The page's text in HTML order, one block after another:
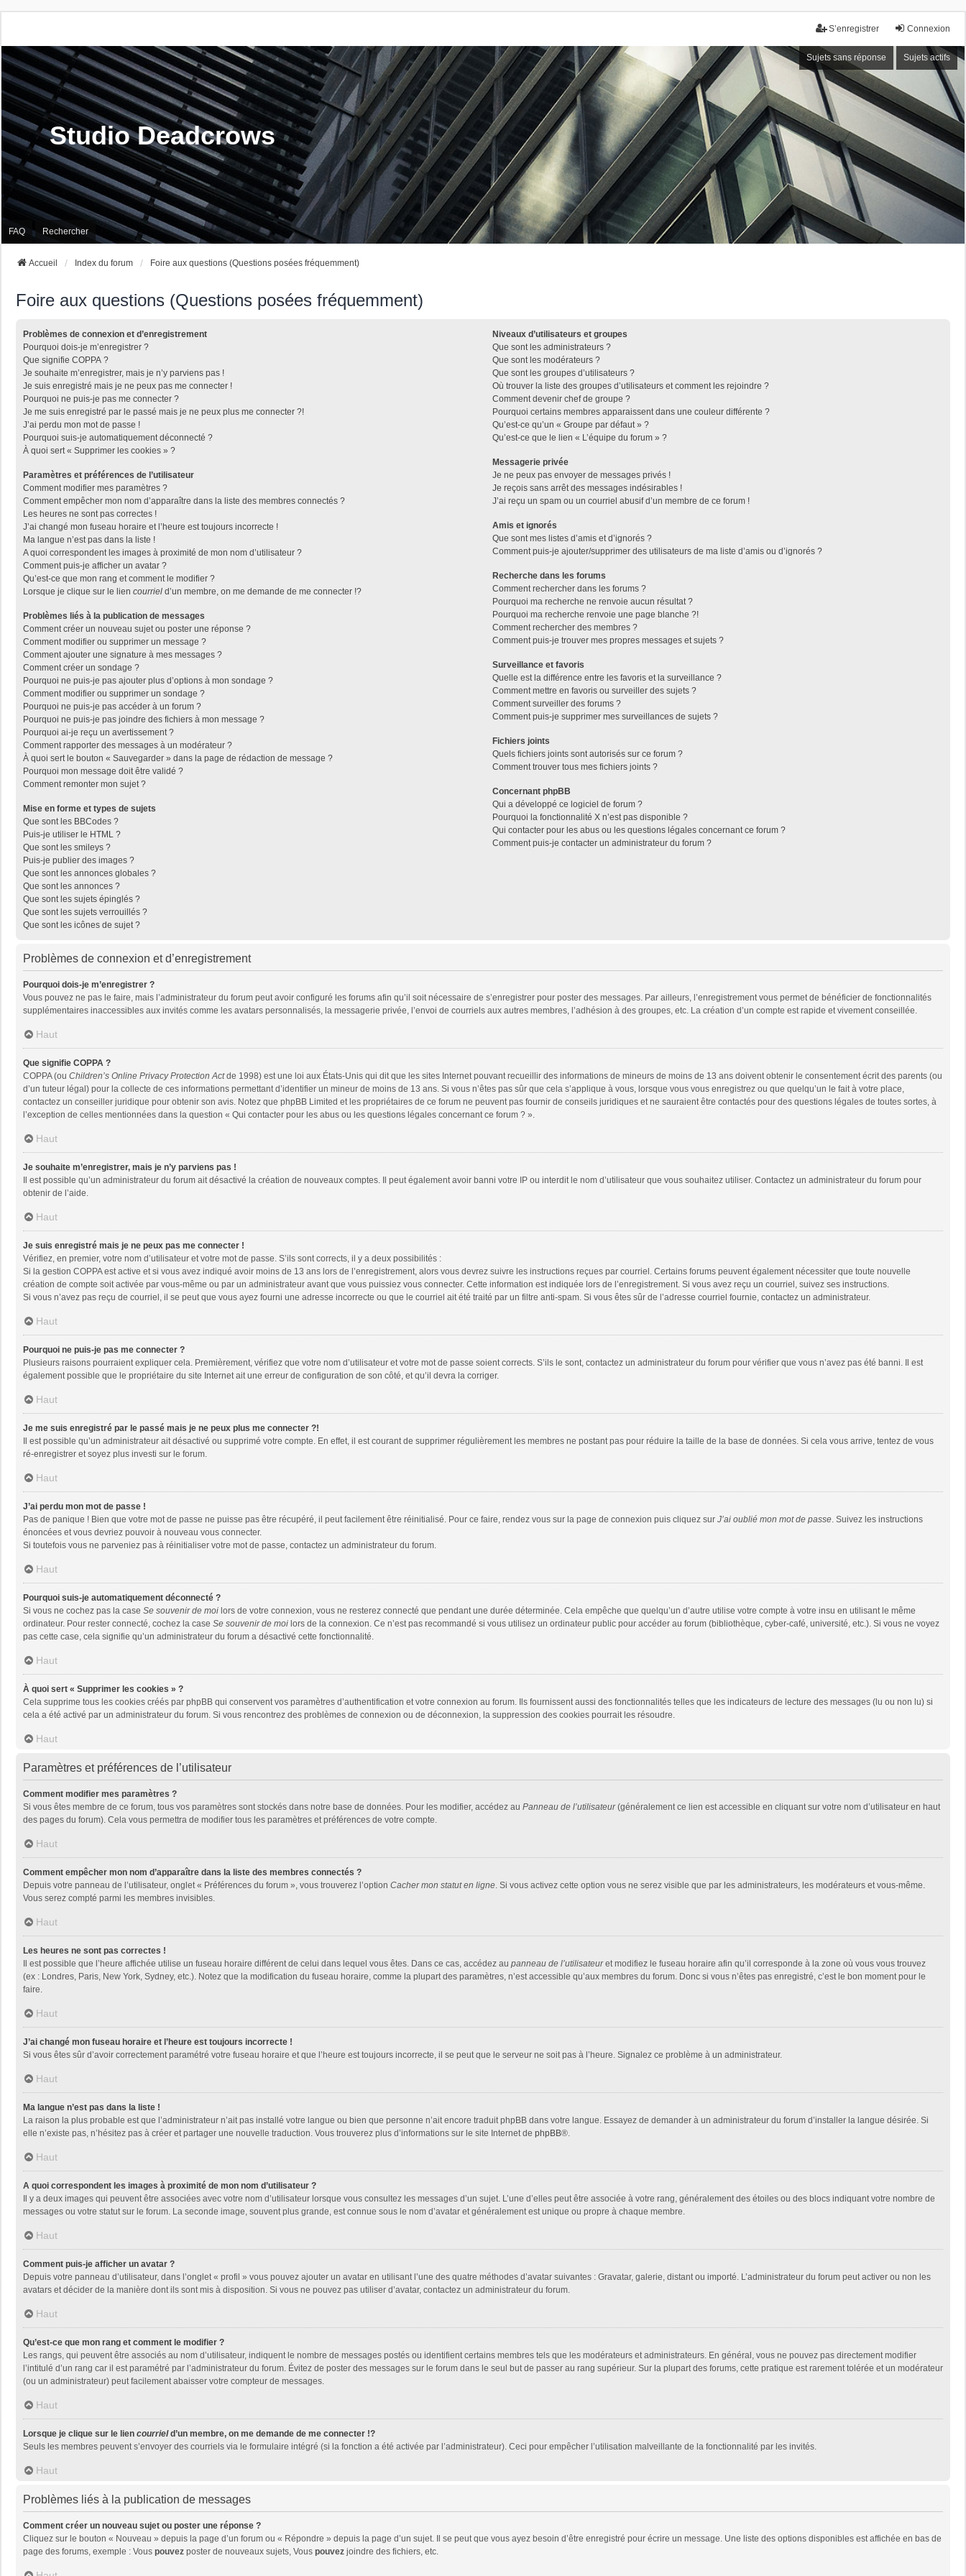
Connexion
S’enregistrer
Sujets sans réponse Sujets actifs
Studio Deadcrows
FAQ Rechercher
Accueil Index du forum Foire aux questions (Questions posées fréquemment)
Foire aux questions (Questions posées fréquemment)
Problèmes de connexion et d’enregistrement
Pourquoi dois-je m’enregistrer ?
Que signifie COPPA ?
Je souhaite m’enregistrer, mais je n’y parviens pas !
Je suis enregistré mais je ne peux pas me connecter !
Pourquoi ne puis-je pas me connecter ?
Je me suis enregistré par le passé mais je ne peux plus me connecter ?!
J’ai perdu mon mot de passe !
Pourquoi suis-je automatiquement déconnecté ?
À quoi sert « Supprimer les cookies » ?
Paramètres et préférences de l’utilisateur
Comment modifier mes paramètres ?
Comment empêcher mon nom d’apparaître dans la liste des membres connectés ?
Les heures ne sont pas correctes !
J’ai changé mon fuseau horaire et l’heure est toujours incorrecte !
Ma langue n’est pas dans la liste !
A quoi correspondent les images à proximité de mon nom d’utilisateur ?
Comment puis-je afficher un avatar ?
Qu’est-ce que mon rang et comment le modifier ?
Lorsque je clique sur le lien courriel d’un membre, on me demande de me connecter !?
Problèmes liés à la publication de messages
Comment créer un nouveau sujet ou poster une réponse ?
Comment modifier ou supprimer un message ?
Comment ajouter une signature à mes messages ?
Comment créer un sondage ?
Pourquoi ne puis-je pas ajouter plus d’options à mon sondage ?
Comment modifier ou supprimer un sondage ?
Pourquoi ne puis-je pas accéder à un forum ?
Pourquoi ne puis-je pas joindre des fichiers à mon message ?
Pourquoi ai-je reçu un avertissement ?
Comment rapporter des messages à un modérateur ?
À quoi sert le bouton « Sauvegarder » dans la page de rédaction de message ?
Pourquoi mon message doit être validé ?
Comment remonter mon sujet ?
Mise en forme et types de sujets
Que sont les BBCodes ?
Puis-je utiliser le HTML ?
Que sont les smileys ?
Puis-je publier des images ?
Que sont les annonces globales ?
Que sont les annonces ?
Que sont les sujets épinglés ?
Que sont les sujets verrouillés ?
Que sont les icônes de sujet ?
Niveaux d’utilisateurs et groupes
Que sont les administrateurs ?
Que sont les modérateurs ?
Que sont les groupes d’utilisateurs ?
Où trouver la liste des groupes d’utilisateurs et comment les rejoindre ?
Comment devenir chef de groupe ?
Pourquoi certains membres apparaissent dans une couleur différente ?
Qu’est-ce qu’un « Groupe par défaut » ?
Qu’est-ce que le lien « L’équipe du forum » ?
Messagerie privée
Je ne peux pas envoyer de messages privés !
Je reçois sans arrêt des messages indésirables !
J’ai reçu un spam ou un courriel abusif d’un membre de ce forum !
Amis et ignorés
Que sont mes listes d’amis et d’ignorés ?
Comment puis-je ajouter/supprimer des utilisateurs de ma liste d’amis ou d’ignorés ?
Recherche dans les forums
Comment rechercher dans les forums ?
Pourquoi ma recherche ne renvoie aucun résultat ?
Pourquoi ma recherche renvoie une page blanche ?!
Comment rechercher des membres ?
Comment puis-je trouver mes propres messages et sujets ?
Surveillance et favoris
Quelle est la différence entre les favoris et la surveillance ?
Comment mettre en favoris ou surveiller des sujets ?
Comment surveiller des forums ?
Comment puis-je supprimer mes surveillances de sujets ?
Fichiers joints
Quels fichiers joints sont autorisés sur ce forum ?
Comment trouver tous mes fichiers joints ?
Concernant phpBB
Qui a développé ce logiciel de forum ?
Pourquoi la fonctionnalité X n’est pas disponible ?
Qui contacter pour les abus ou les questions légales concernant ce forum ?
Comment puis-je contacter un administrateur du forum ?
Problèmes de connexion et d’enregistrement
Pourquoi dois-je m’enregistrer ?
Vous pouvez ne pas le faire, mais l’administrateur du forum peut avoir configuré les forums afin qu’il soit nécessaire de s’enregistrer pour poster des messages. Par ailleurs, l’enregistrement vous permet de bénéficier de fonctionnalités
supplémentaires inaccessibles aux invités comme les avatars personnalisés, la messagerie privée, l’envoi de courriels aux autres membres, l’adhésion à des groupes, etc. La création d’un compte est rapide et vivement conseillée.
Haut
Que signifie COPPA ?
COPPA (ou Children’s Online Privacy Protection Actde 1998) est une loi aux États-Unis qui dit que les sites Internet pouvant recueillir des informations de mineurs de moins de 13 ans doivent obtenir le consentement écrit des parents (ou
d’un tuteur légal) pour la collecte de ces informations permettant d’identifier un mineur de moins de 13 ans. Si vous n’êtes pas sûr que cela s’applique à vous, lorsque vous vous enregistrez ou que quelqu’un le fait à votre place,
contactez un conseiller juridique pour obtenir son avis. Notez que phpBB Limited et les propriétaires de ce forum ne peuvent pas fournir de conseils juridiques et ne sauraient être contactés pour des questions légales de toutes sortes, à
l’exception de celles mentionnées dans la question « Qui contacter pour les abus ou les questions légales concernant ce forum ? ».
Haut
Je souhaite m’enregistrer, mais je n’y parviens pas !
Il est possible qu’un administrateur du forum ait désactivé la création de nouveaux comptes. Il peut également avoir banni votre IP ou interdit le nom d’utilisateur que vous souhaitez utiliser. Contactez un administrateur du forum pour
obtenir de l’aide.
Haut
Je suis enregistré mais je ne peux pas me connecter !
Vérifiez, en premier, votre nom d’utilisateur et votre mot de passe. S’ils sont corrects, il y a deux possibilités :
Si la gestion COPPA est active et si vous avez indiqué avoir moins de 13 ans lors de l’enregistrement, alors vous devrez suivre les instructions reçues par courriel. Certains forums peuvent également nécessiter que toute nouvelle
création de compte soit activée par vous-même ou par un administrateur avant que vous puissiez vous connecter. Cette information est indiquée lors de l’enregistrement. Si vous avez reçu un courriel, suivez ses instructions.
Si vous n’avez pas reçu de courriel, il se peut que vous ayez fourni une adresse incorrecte ou que le courriel ait été traité par un filtre anti-spam. Si vous êtes sûr de l’adresse courriel fournie, contactez un administrateur.
Haut
Pourquoi ne puis-je pas me connecter ?
Plusieurs raisons pourraient expliquer cela. Premièrement, vérifiez que votre nom d’utilisateur et votre mot de passe soient corrects. S’ils le sont, contactez un administrateur du forum pour vérifier que vous n’avez pas été banni. Il est
également possible que le propriétaire du site Internet ait une erreur de configuration de son côté, et qu’il devra la corriger.
Haut
Je me suis enregistré par le passé mais je ne peux plus me connecter ?!
Il est possible qu’un administrateur ait désactivé ou supprimé votre compte. En effet, il est courant de supprimer régulièrement les membres ne postant pas pour réduire la taille de la base de données. Si cela vous arrive, tentez de vous
ré-enregistrer et soyez plus investi sur le forum.
Haut
J’ai perdu mon mot de passe !
Pas de panique ! Bien que votre mot de passe ne puisse pas être récupéré, il peut facilement être réinitialisé. Pour ce faire, rendez vous sur la page de connexion puis cliquez sur J’ai oublié mon mot de passe. Suivez les instructions
énoncées et vous devriez pouvoir à nouveau vous connecter.
Si toutefois vous ne parveniez pas à réinitialiser votre mot de passe, contactez un administrateur du forum.
Haut
Pourquoi suis-je automatiquement déconnecté ?
Si vous ne cochez pas la case Se souvenir de moi lors de votre connexion, vous ne resterez connecté que pendant une durée déterminée. Cela empêche que quelqu’un d’autre utilise votre compte à votre insu en utilisant le même
ordinateur. Pour rester connecté, cochez la case Se souvenir de moi lors de la connexion. Ce n’est pas recommandé si vous utilisez un ordinateur public pour accéder au forum (bibliothèque, cyber-café, université, etc.). Si vous ne voyez
pas cette case, cela signifie qu’un administrateur du forum a désactivé cette fonctionnalité.
Haut
À quoi sert « Supprimer les cookies » ?
Cela supprime tous les cookies créés par phpBB qui conservent vos paramètres d’authentification et votre connexion au forum. Ils fournissent aussi des fonctionnalités telles que les indicateurs de lecture des messages (lu ou non lu) si
cela a été activé par un administrateur du forum. Si vous rencontrez des problèmes de connexion ou de déconnexion, la suppression des cookies pourrait les résoudre.
Haut
Paramètres et préférences de l’utilisateur
Comment modifier mes paramètres ?
Si vous êtes membre de ce forum, tous vos paramètres sont stockés dans notre base de données. Pour les modifier, accédez au Panneau de l’utilisateur(généralement ce lien est accessible en cliquant sur votre nom d’utilisateur en haut
des pages du forum). Cela vous permettra de modifier tous les paramètres et préférences de votre compte.
Haut
Comment empêcher mon nom d’apparaître dans la liste des membres connectés ?
Depuis votre panneau de l’utilisateur, onglet « Préférences du forum », vous trouverez l’option Cacher mon statut en ligne. Si vous activez cette option vous ne serez visible que par les administrateurs, les modérateurs et vous-même.
Vous serez compté parmi les membres invisibles.
Haut
Les heures ne sont pas correctes !
Il est possible que l’heure affichée utilise un fuseau horaire différent de celui dans lequel vous êtes. Dans ce cas, accédez au panneau de l’utilisateuret modifiez le fuseau horaire afin qu’il corresponde à la zone où vous vous trouvez
(ex : Londres, Paris, New York, Sydney, etc.). Notez que la modification du fuseau horaire, comme la plupart des paramètres, n’est accessible qu’aux membres du forum. Donc si vous n’êtes pas enregistré, c’est le bon moment pour le
faire.
Haut
J’ai changé mon fuseau horaire et l’heure est toujours incorrecte !
Si vous êtes sûr d’avoir correctement paramétré votre fuseau horaire et que l’heure est toujours incorrecte, il se peut que le serveur ne soit pas à l’heure. Signalez ce problème à un administrateur.
Haut
Ma langue n’est pas dans la liste !
La raison la plus probable est que l’administrateur n’ait pas installé votre langue ou bien que personne n’ait encore traduit phpBB dans votre langue. Essayez de demander à un administrateur du forum d’installer la langue désirée. Si
elle n’existe pas, n’hésitez pas à créer et partager une nouvelle traduction. Vous trouverez plus d’informations sur le site Internet de phpBB®.
Haut
A quoi correspondent les images à proximité de mon nom d’utilisateur ?
Il y a deux images qui peuvent être associées avec votre nom d’utilisateur lorsque vous consultez les messages d’un sujet. L’une d’elles peut être associée à votre rang, généralement des étoiles ou des blocs indiquant votre nombre de
messages ou votre statut sur le forum. La seconde image, souvent plus grande, est connue sous le nom d’avatar et généralement est unique ou propre à chaque membre.
Haut
Comment puis-je afficher un avatar ?
Depuis votre panneau d’utilisateur, dans l’onglet « profil » vous pouvez ajouter un avatar en utilisant l’une des quatre méthodes d’avatar suivantes : Gravatar, galerie, distant ou importé. L’administrateur du forum peut activer ou non les
avatars et décider de la manière dont ils sont mis à disposition. Si vous ne pouvez pas utiliser d’avatar, contactez un administrateur du forum.
Haut
Qu’est-ce que mon rang et comment le modifier ?
Les rangs, qui peuvent être associés au nom d’utilisateur, indiquent le nombre de messages postés ou identifient certains membres tels que les modérateurs et administrateurs. En général, vous ne pouvez pas directement modifier
l’intitulé d’un rang car il est paramétré par l’administrateur du forum. Évitez de poster des messages sur le forum dans le seul but de passer au rang supérieur. Sur la plupart des forums, cette pratique est rarement tolérée et un modérateur
(ou un administrateur) peut facilement abaisser votre compteur de messages.
Haut
Lorsque je clique sur le lien courrield’un membre, on me demande de me connecter !?
Seuls les membres peuvent s’envoyer des courriels via le formulaire intégré (si la fonction a été activée par l’administrateur). Ceci pour empêcher l’utilisation malveillante de la fonctionnalité par les invités.
Haut
Problèmes liés à la publication de messages
Comment créer un nouveau sujet ou poster une réponse ?
Cliquez sur le bouton « Nouveau » depuis la page d’un forum ou « Répondre » depuis la page d’un sujet. Il se peut que vous ayez besoin d’être enregistré pour écrire un message. Une liste des options disponibles est affichée en bas de
page des forums, exemple : Vous pouvez poster de nouveaux sujets, Vous pouvez joindre des fichiers, etc.